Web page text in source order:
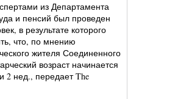
из Департамента
и пенсий был проведен
в результате которого
что, по мнению
жителя Соединенного
возраст начинается
2 нед., передает The